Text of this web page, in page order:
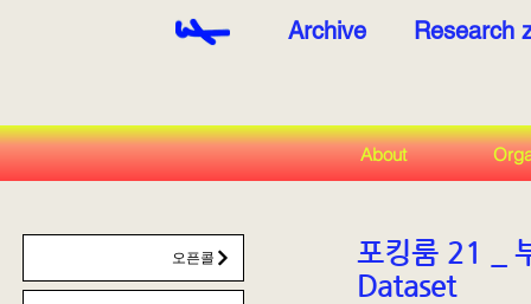
Archive Research
About
오픈콜
포킹룸 21 _
Dataset